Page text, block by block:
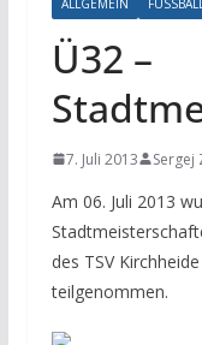
Ü32 –
7. Juli 2013 Sergej
Am 06. Juli 2013
des TSV
teilgenommen.